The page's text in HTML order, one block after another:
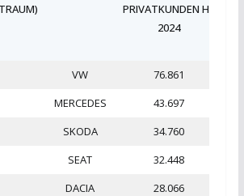
PRIVATKUNDEN H1
2024
VW
76.861
MERCEDES
43.697
SKODA
34.760
SEAT
32.448
DACIA
28.066